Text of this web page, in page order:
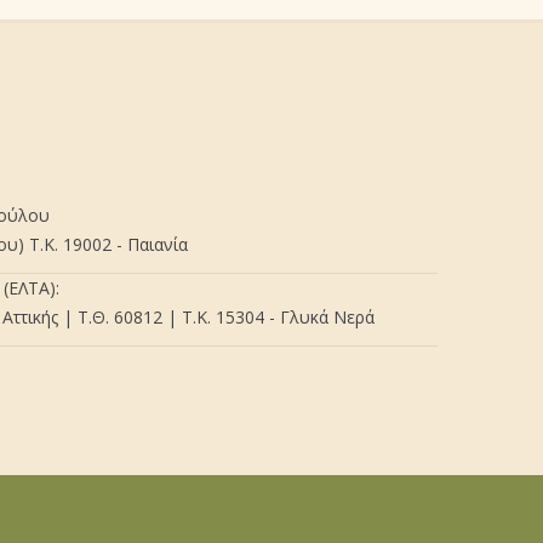
Τ.Κ. 19002 - Παιανία
| Τ.Θ. 60812 | Τ.Κ. 15304 - Γλυκά Νερά